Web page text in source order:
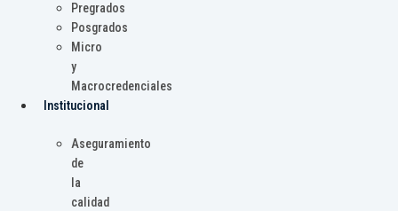
Pregrados
Posgrados
Micro
y
Macrocredenciales
Institucional
Aseguramiento
de
la
calidad